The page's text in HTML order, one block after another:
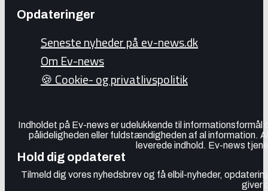
Opdateringer
Seneste nyheder på ev-news.dk
Om Ev-news
🍪 Cookie- og privatlivspolitik
Indholdet på Ev-news er udelukkende til
pålideligheden eller fuldstændigheden af al information.
leverede indhold. Ev-news
Hold dig opdateret
Tilmeld dig vores nyhedsbrev og få elbil-nyheder,
giver